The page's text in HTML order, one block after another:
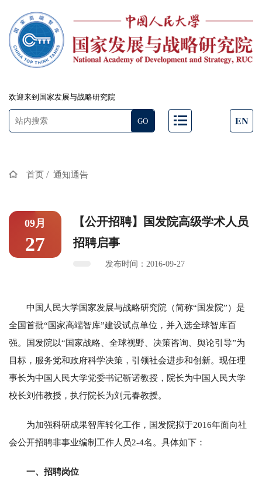
欢迎来到国家发展与战略研究院
EN
首页 / 通知通告
09月
27
【公开招聘】国发院高级学术人员
招聘启事
发布时间：2016-09-27
中国人民大学国家发展与战略研究院（简称“国发院”）是
全国首批“国家高端智库”建设试点单位，并入选全球智库百
强。国发院以“国家战略、全球视野、决策咨询、舆论引导”为
目标，服务党和政府科学决策，引领社会进步和创新。现任理
事长为中国人民大学党委书记靳诺教授，院长为中国人民大学
校长刘伟教授，执行院长为刘元春教授。
为加强科研成果智库转化工作，国发院拟于2016年面向社
会公开招聘非事业编制工作人员2-4名。具体如下：
一、招聘岗位